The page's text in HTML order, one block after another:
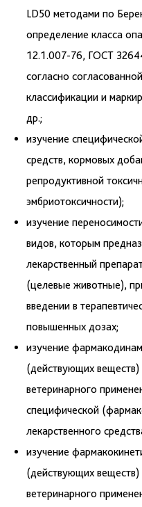
LD50 методами по
определение класса
12.1.007-76, ГОСТ
согласно
классификации и
др.;
изучение
средств, кормовых
репродуктивной
эмбриотоксичности);
изучение
видов, которым
лекарственный
(целевые животные),
введении в
повышенных дозах;
изучение
(действующих веществ)
ветеринарного
специфической
лекарственного
изучение
(действующих веществ)
ветеринарного